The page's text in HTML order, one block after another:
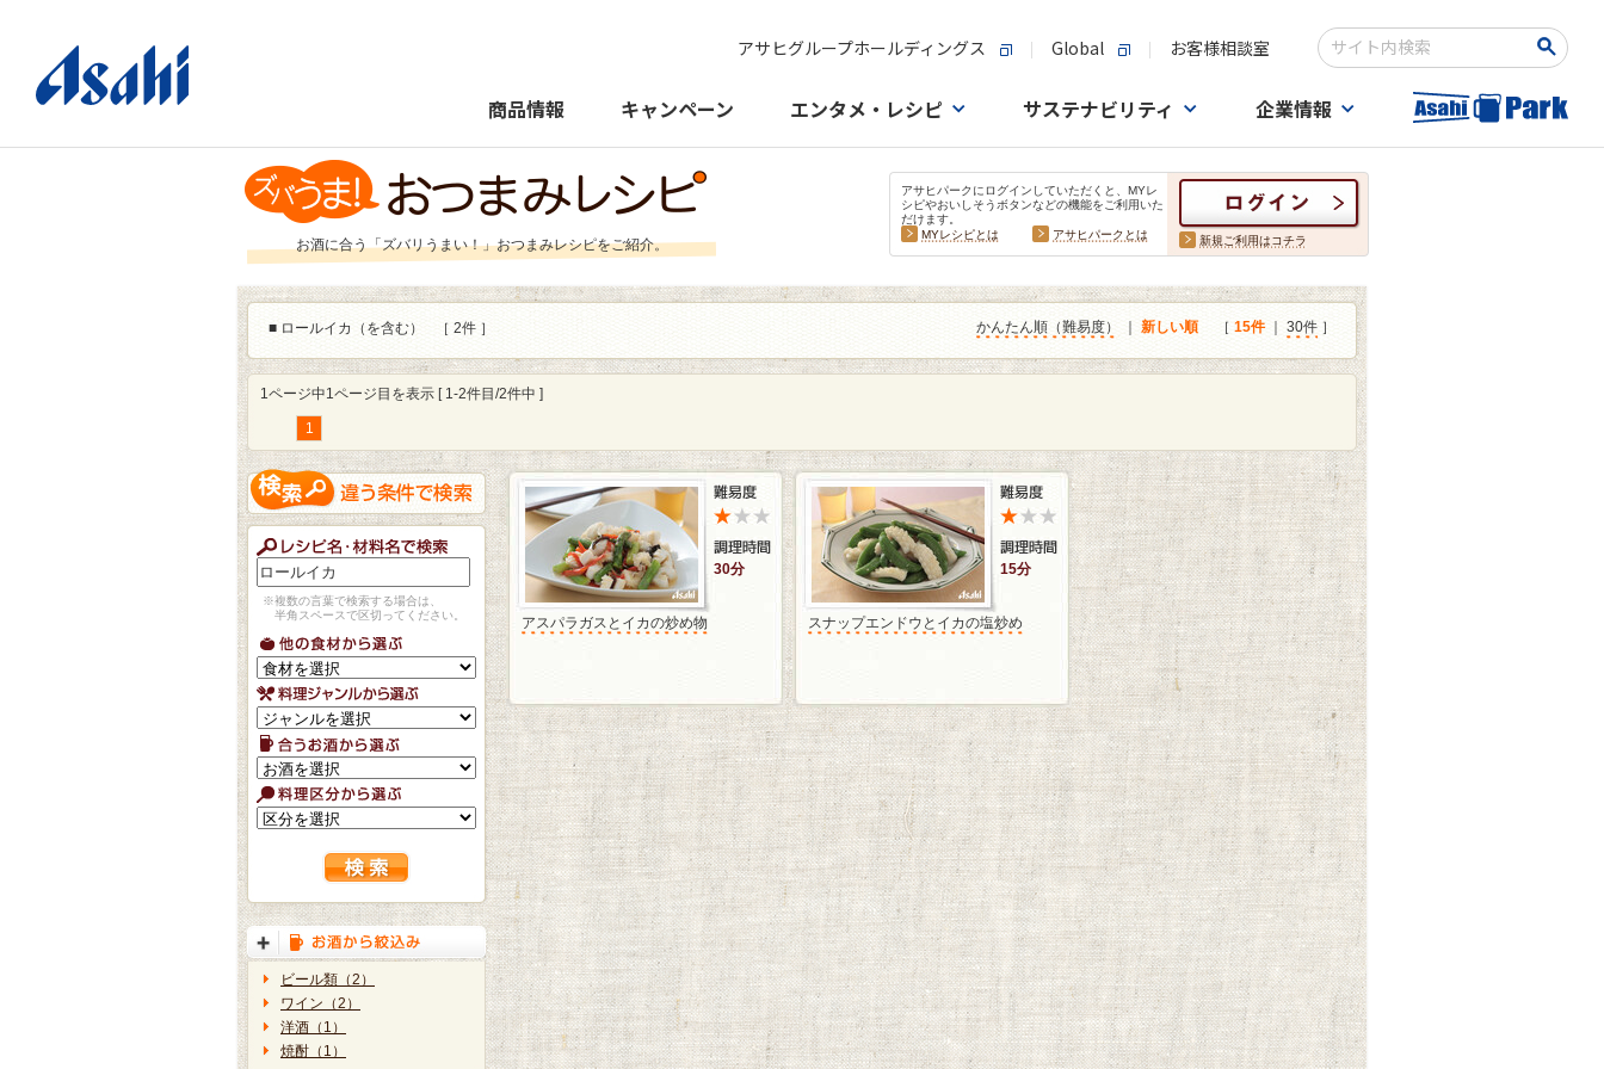
アサヒグループホールディングス Global お客様相談室
検索キーワード入力
商品情報 キャンペーン エンタメ・レシピ サステナビリティ 企業情報
お酒に合う「ズバリうまい！」おつまみレシピをご紹介。
アサヒパークにログインしていただくと、MYレ
シピやおいしそうボタンなどの機能をご利用いた
だけます。
MYレシピとは
アサヒパークとは 新規ご利用はコチラ
■ ロールイカ（を含む） ［ 2件 ］ かんたん順（難易度） 新しい順 ［ 15件｜ 30件 ］
1ページ中1ページ目を表示 [ 1-2件目/2件中 ]
1
※複数の言葉で検索する場合は、
半角スペースで区切ってください。
ビール類（2）
ワイン（2）
洋酒（1）
焼酎（1）
30分
アスパラガスとイカの炒め物
15分
スナップエンドウとイカの塩炒め